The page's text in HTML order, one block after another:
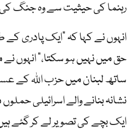
رہنما کی حیثیت سے وہ جنگ
انہوں نے کہا کہ "ایک پادری
حق میں نہیں ہو سکتا،” انہوں نے
ساتھ لبنان میں حزب اللہ کے
نشانہ بنانے والے اسرائیلی
ایک بچے کی تصویر لے کر گئے